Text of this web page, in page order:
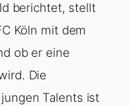
berichtet, stellt
Köln mit dem
ob er eine
Die
Talents ist